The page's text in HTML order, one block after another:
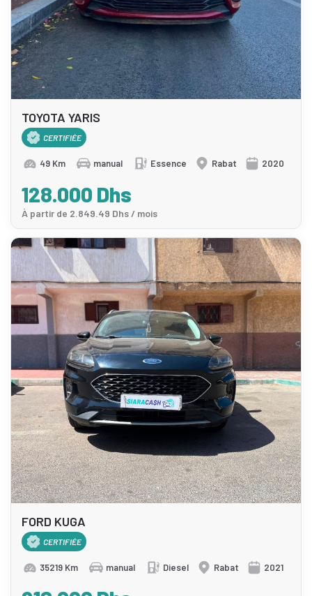
TOYOTA YARIS
CERTIFIÉE
49 Km manual Essence Rabat 2020
128.000 Dhs
À partir de 2.849.49 Dhs / mois
FORD KUGA
CERTIFIÉE
35219 Km manual Diesel Rabat 2021